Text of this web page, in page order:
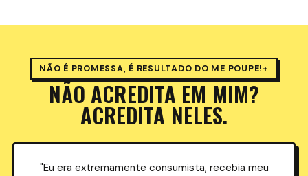
NÃO É PROMESSA, É RESULTADO DO ME POUPE!+
NÃO ACREDITA EM MIM?
ACREDITA NELES.
"Eu era extremamente consumista, recebia meu